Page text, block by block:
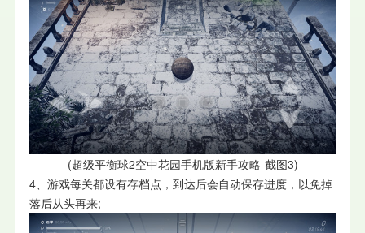
(超级平衡球2空中花园手机版新手攻略-截图3)
4、游戏每关都设有存档点，到达后会自动保存进度，以免掉
落后从头再来;